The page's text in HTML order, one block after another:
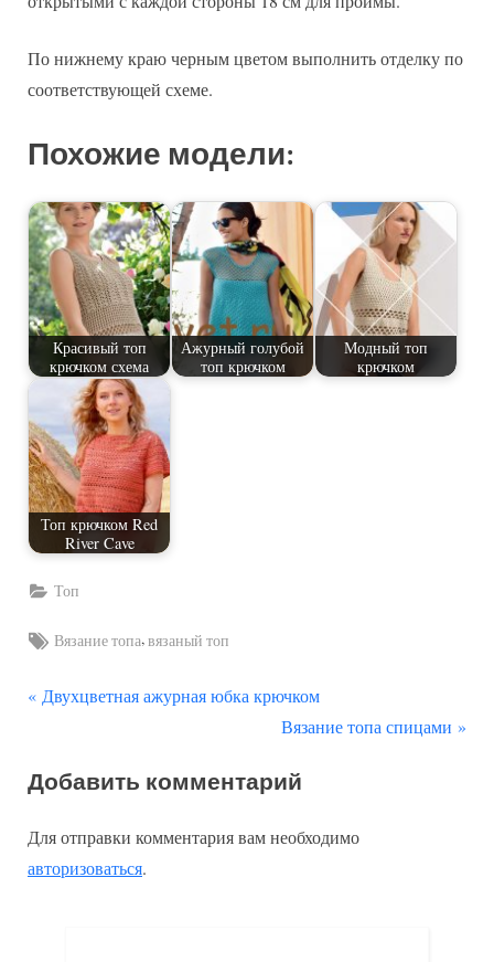
По нижнему краю черным цветом выполнить отделку по
соответствующей схеме.
Похожие модели:
Красивый топ
крючком схема
Ажурный голубой
топ крючком
Модный топ
крючком
Топ крючком Red
River Cave
Топ
Tags:
Вязание топа,вязаный топ
Навигация
записям
П
д
д
у
Двухцветная ажурная юбка крючком
С
е
у
Вязание топа спицами
Добавить комментарий
Для отправки комментария вам необходимо
авторизоваться.